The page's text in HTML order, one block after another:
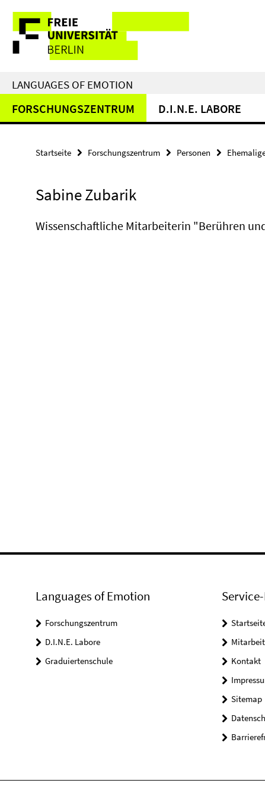
direkt
Inhalt
Service-
Navigation
LANGUAGES OF EMOTION
FORSCHUNGSZENTRUM D.I.N.E. LABORE
Startseite Forschungszentrum Personen
Sabine Zubarik
Wissenschaftliche Mitarbeiterin "Berühren und
Languages of Emotion
Forschungszentrum
D.I.N.E. Labore
Graduiertenschule
Kontakt
Sitemap